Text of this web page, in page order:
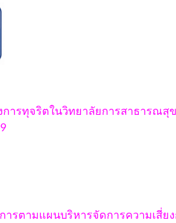
การทุจริตในวิทยาลัยการสาธารณสุ
ารตามแผนบริหารจัดการความเสี่ย